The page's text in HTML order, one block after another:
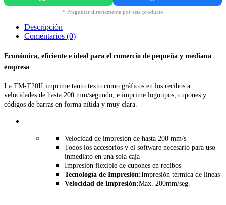
* Preguntar directamente por este producto
Descripción
Comentarios (0)
Económica, eficiente e ideal para el comercio de pequeña y mediana
empresa
La TM-T20II imprime tanto texto como gráficos en los recibos a
velocidades de hasta 200 mm/segundo, e imprime logotipos, cupones y
códigos de barras en forma nítida y muy clara.
Velocidad de impresión de hasta 200 mm/s
Todos los accesorios y el software necesario para uso
inmediato en una sola caja
Impresión flexible de cupones en recibos
Tecnología de Impresión:Impresión térmica de líneas
Velocidad de Impresión:Max. 200mm/seg.